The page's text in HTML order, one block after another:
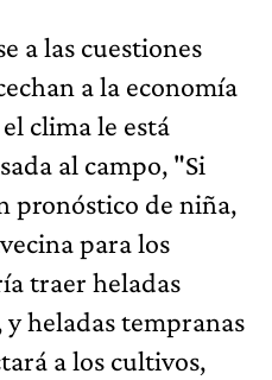
a las cuestiones
a la economía
clima le está
al campo, "Si
pronóstico de niña,
para los
traer heladas
heladas tempranas
a los cultivos,